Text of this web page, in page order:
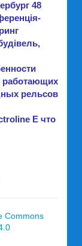
48
рельсов
Е что
Commons